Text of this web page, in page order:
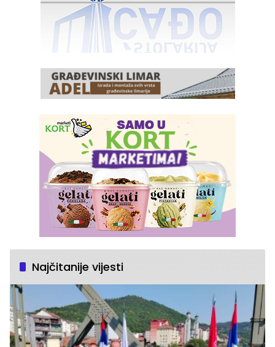
Najčitanije vijesti